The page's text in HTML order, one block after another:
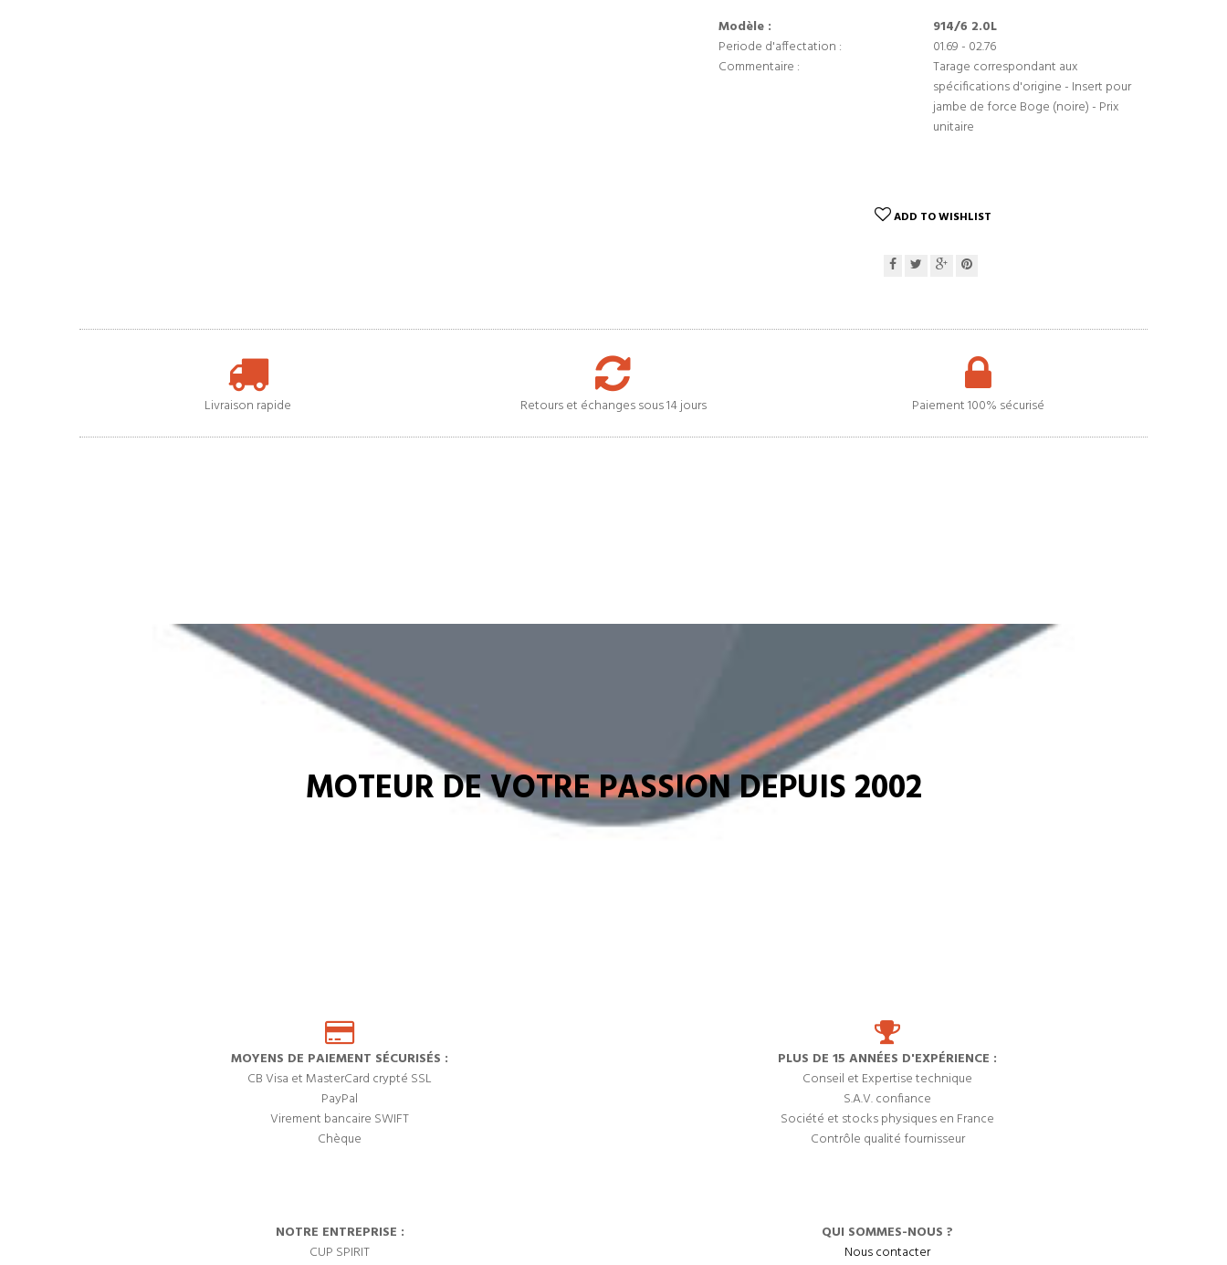
Modèle :
914/6 2.0L
Periode d'affectation :
01.69 - 02.76
Commentaire :
Tarage correspondant aux
spécifications d'origine - Insert pour
jambe de force Boge (noire) - Prix
unitaire
ADD TO WISHLIST
Livraison rapide Retours et échanges sous 14 jours Paiement 100% sécurisé
MOTEUR DE VOTRE PASSION DEPUIS 2002
MOYENS DE PAIEMENT SÉCURISÉS :
CB Visa et MasterCard crypté SSL
PayPal
Virement bancaire SWIFT
Chèque
PLUS DE 15 ANNÉES D'EXPÉRIENCE :
Conseil et Expertise technique
S.A.V. confiance
Société et stocks physiques en France
Contrôle qualité fournisseur
NOTRE ENTREPRISE :
CUP SPIRIT
QUI SOMMES-NOUS ?
Nous contacter